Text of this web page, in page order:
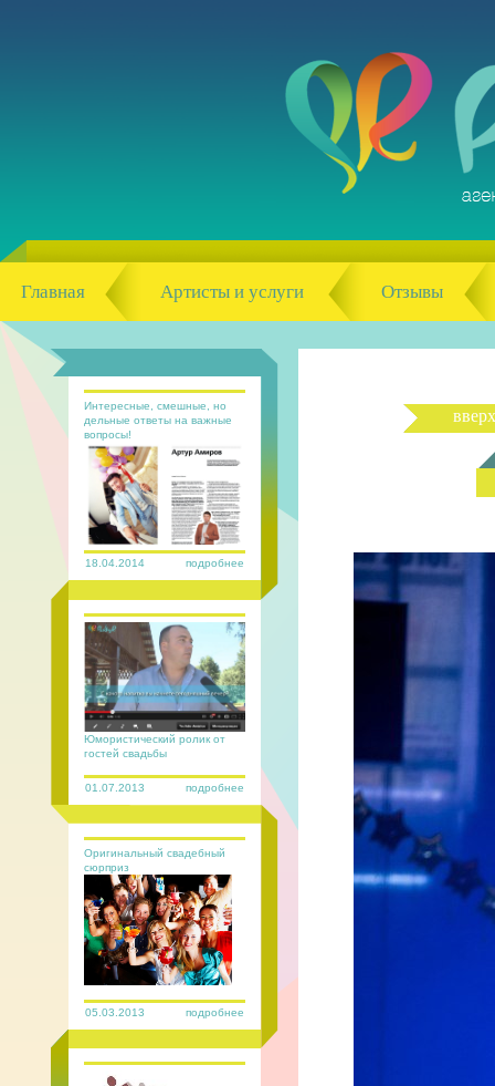
Главная Артисты и услуги Отзывы
18.04.2014 подробнее
Интересные, смешные, но
дельные ответы на важные
вопросы!
01.07.2013 подробнее
Юмористический ролик от
гостей свадьбы
05.03.2013 подробнее
Оригинальный свадебный
сюрприз
вверх